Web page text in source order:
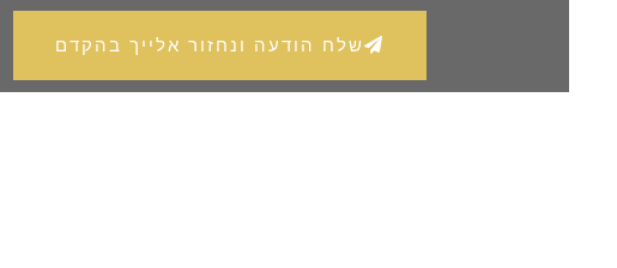
שלח הודעה ונחזור אלייך בהקדם